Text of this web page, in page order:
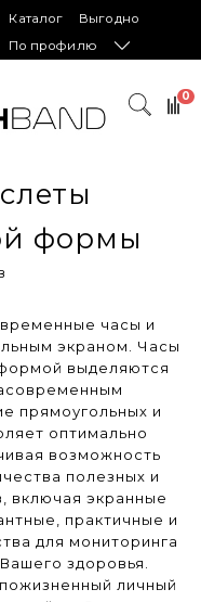
Каталог
Выгодно
По профилю
0
формы
часы и
экраном. Часы
выделяются
прямоугольных и
оптимально
возможность
полезных и
включая экранные
практичные и
для мониторинга
здоровья.
личный